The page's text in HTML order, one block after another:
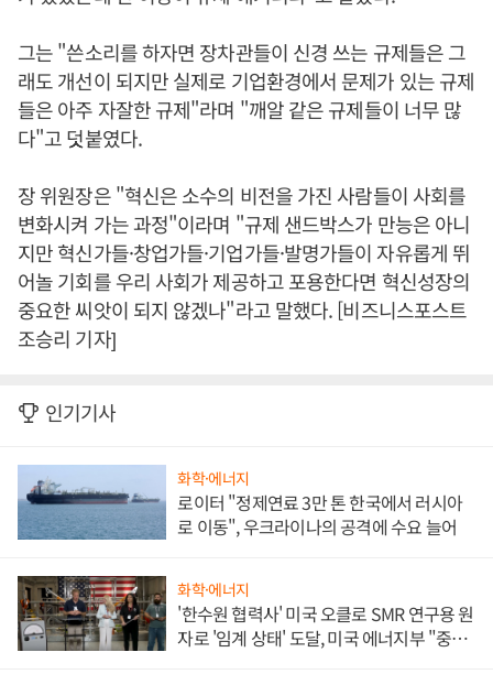
그는 "쓴소리를 하자면 장차관들이 신경 쓰는 규제들은 그
래도 개선이 되지만 실제로 기업환경에서 문제가 있는 규제
들은 아주 자잘한 규제"라며 "깨알 같은 규제들이 너무 많
다"고 덧붙였다.
장 위원장은 "혁신은 소수의 비전을 가진 사람들이 사회를
변화시켜 가는 과정"이라며 "규제 샌드박스가 만능은 아니
지만 혁신가들·창업가들·기업가들·발명가들이 자유롭게 뛰
어놀 기회를 우리 사회가 제공하고 포용한다면 혁신성장의
중요한 씨앗이 되지 않겠나"라고 말했다. [비즈니스포스트
조승리 기자]
인기기사
화학·에너지
로이터 "정제연료 3만 톤 한국에서 러시아
로 이동", 우크라이나의 공격에 수요 늘어
화학·에너지
'한수원 협력사' 미국 오클로 SMR 연구용 원
자로 '임계 상태' 도달, 미국 에너지부 "중요